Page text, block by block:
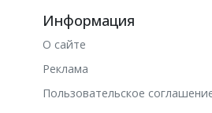
Информация
О сайте
Реклама
Пользовательское